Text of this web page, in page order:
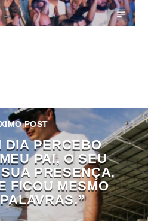
POST
DIA PERCEBO
PAI, O SEU
PRESENÇA,
FICOU MESMO